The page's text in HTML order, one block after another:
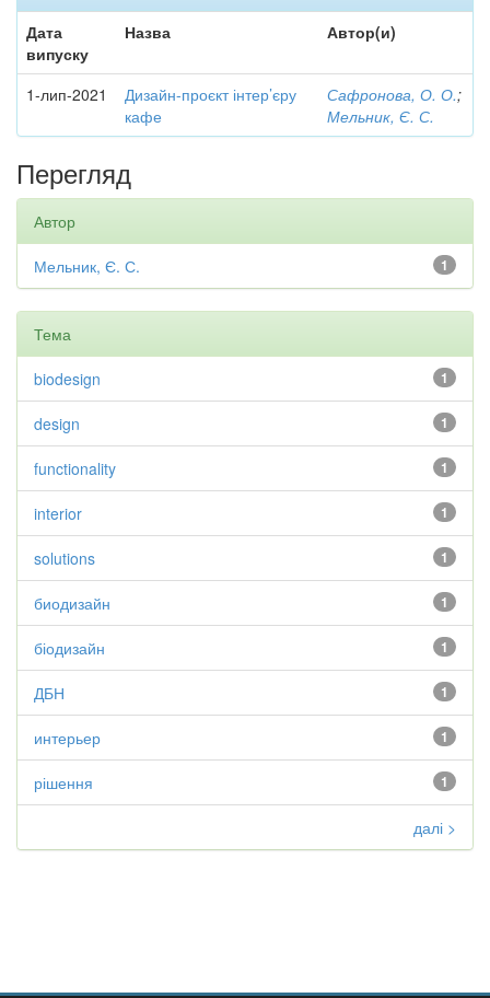
Дата
випуску
Назва Автор(и)
1-лип-2021
Дизайн-проєкт інтер’єру
кафе
Сафронова, О. О.;
Мельник, Є. С.
Перегляд
Автор
1
Мельник, Є. С.
Тема
1
biodesign
1
design
1
functionality
1
interior
1
solutions
1
биодизайн
1
біодизайн
1
ДБН
1
интерьер
1
рішення
далі >